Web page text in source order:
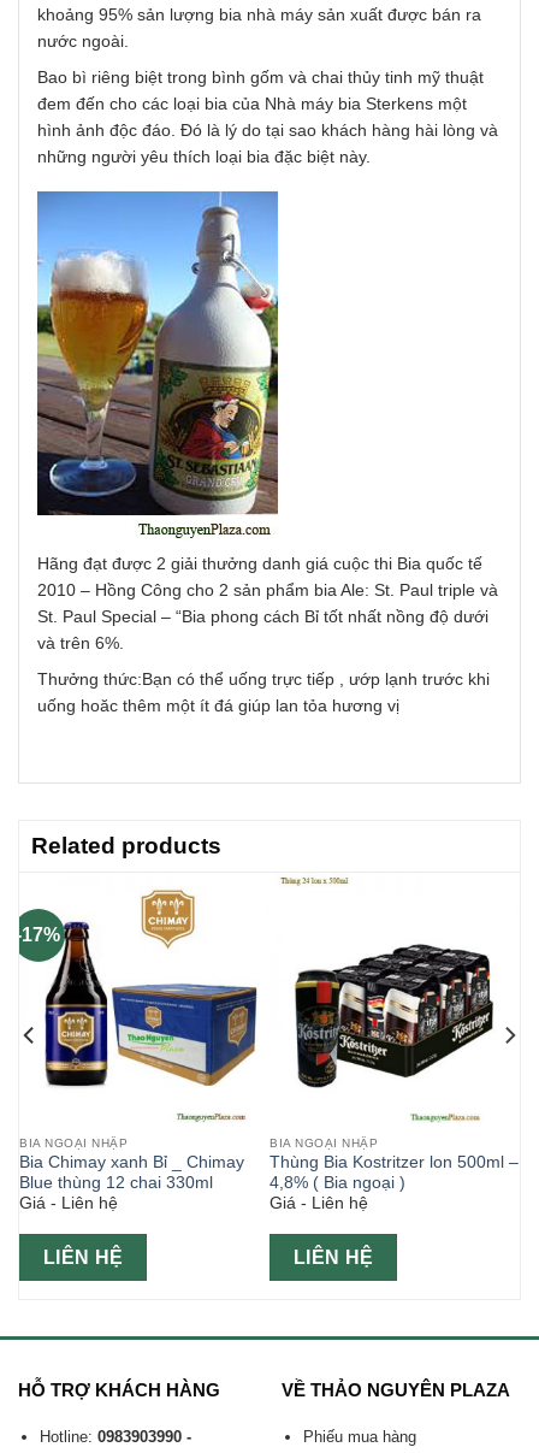
khoảng 95% sản lượng bia nhà máy sản xuất được bán ra
nước ngoài.
Bao bì riêng biệt trong bình gốm và chai thủy tinh mỹ thuật
đem đến cho các loại bia của Nhà máy bia Sterkens một
hình ảnh độc đáo. Đó là lý do tại sao khách hàng hài lòng và
những người yêu thích loại bia đặc biệt này.
Hãng đạt được 2 giải thưởng danh giá cuộc thi Bia quốc tế
2010 – Hồng Công cho 2 sản phẩm bia Ale: St. Paul triple và
St. Paul Special – “Bia phong cách Bỉ tốt nhất nồng độ dưới
và trên 6%.
Thưởng thức:Bạn có thể uống trực tiếp , ướp lạnh trước khi
uống hoăc thêm một ít đá giúp lan tỏa hương vị
Related products
-17%
BIA NGOẠI NHẬP
Bia Chimay xanh Bỉ _ Chimay
Blue thùng 12 chai 330ml
Giá - Liên hệ
LIÊN HỆ
BIA NGOẠI NHẬP
Thùng Bia Kostritzer lon 500ml –
4,8% ( Bia ngoại )
Giá - Liên hệ
LIÊN HỆ
HỖ TRỢ KHÁCH HÀNG
Hotline: 0983903990 -
VỀ THẢO NGUYÊN PLAZA
Phiếu mua hàng